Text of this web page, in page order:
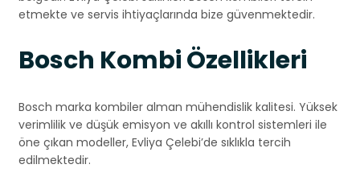
etmekte ve servis ihtiyaçlarında bize güvenmektedir.
Bosch Kombi Özellikleri
Bosch marka kombiler alman mühendislik kalitesi. Yüksek
verimlilik ve düşük emisyon ve akıllı kontrol sistemleri ile
öne çıkan modeller, Evliya Çelebi’de sıklıkla tercih
edilmektedir.